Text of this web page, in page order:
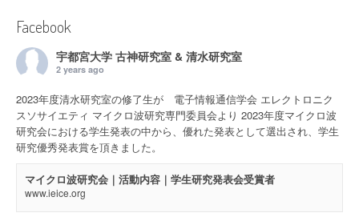
Facebook
宇都宮大学 古神研究室 & 清水研究室
2 years ago
2023年度清水研究室の修了生が 電子情報通信学会 エレクトロニク
スソサイエティ マイクロ波研究専門委員会より 2023年度マイクロ波
研究会における学生発表の中から、優れた発表として選出され、学生
研究優秀発表賞を頂きました。
マイクロ波研究会｜活動内容｜学生研究発表会受賞者
www.ieice.org